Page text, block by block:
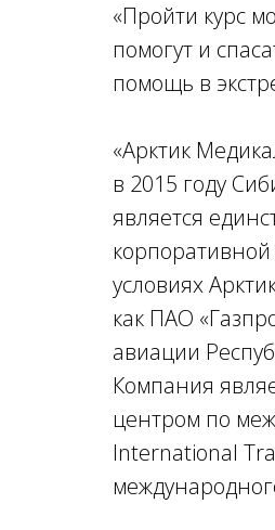
«Пройти курс
помогут и
помощь в
«Арктик
в 2015 году
является
условиях
как ПАО
авиации
Компания
центром по
International